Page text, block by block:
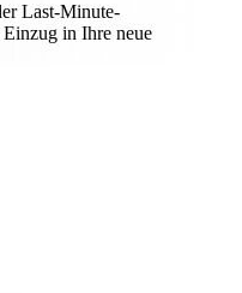
Last-Minute-
in Ihre neue